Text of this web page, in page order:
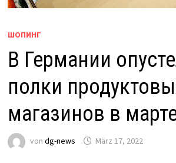
ШОПИНГ
В Германии
полки
магазинов в
von dg-news März 17, 2022